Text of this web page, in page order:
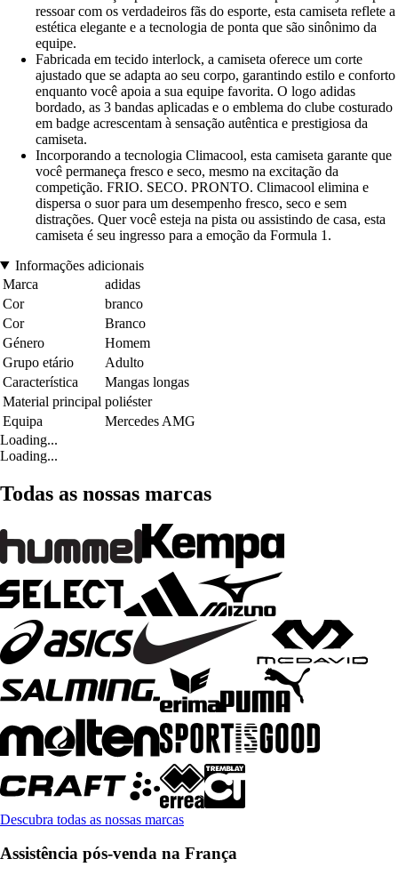
ressoar com os verdadeiros fãs do esporte, esta camiseta reflete a
estética elegante e a tecnologia de ponta que são sinônimo da
equipe.
Fabricada em tecido interlock, a camiseta oferece um corte
ajustado que se adapta ao seu corpo, garantindo estilo e conforto
enquanto você apoia a sua equipe favorita. O logo adidas
bordado, as 3 bandas aplicadas e o emblema do clube costurado
em badge acrescentam à sensação autêntica e prestigiosa da
camiseta.
Incorporando a tecnologia Climacool, esta camiseta garante que
você permaneça fresco e seco, mesmo na excitação da
competição. FRIO. SECO. PRONTO. Climacool elimina e
dispersa o suor para um desempenho fresco, seco e sem
distrações. Quer você esteja na pista ou assistindo de casa, esta
camiseta é seu ingresso para a emoção da Formula 1.
Informações adicionais
Marca
adidas
Cor
branco
Cor
Branco
Género
Homem
Grupo etário
Adulto
Característica
Mangas longas
Material principal poliéster
Equipa
Mercedes AMG
Loading...
Loading...
Todas as nossas marcas
Descubra todas as nossas marcas
Assistência pós-venda na França